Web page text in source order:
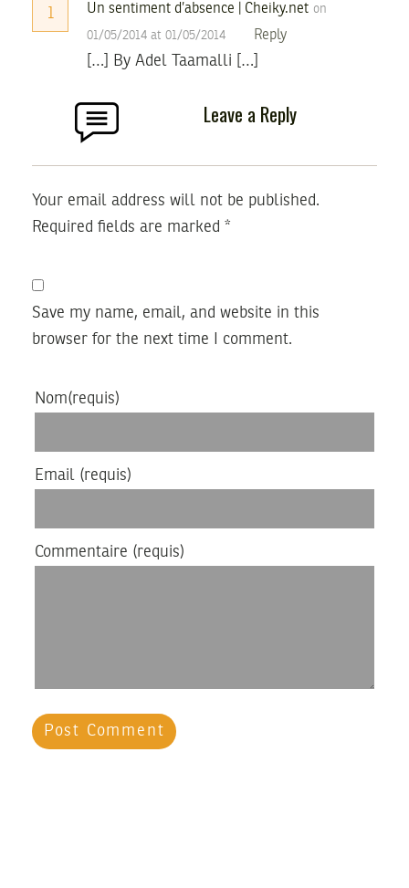
1 Un sentiment d’absence | Cheiky.net on
01/05/2014 at 01/05/2014 Reply
[…] By Adel Taamalli […]
Leave a Reply
Your email address will not be published.
Required fields are marked *
Save my name, email, and website in this
browser for the next time I comment.
Nom(requis)
Email (requis)
Commentaire (requis)